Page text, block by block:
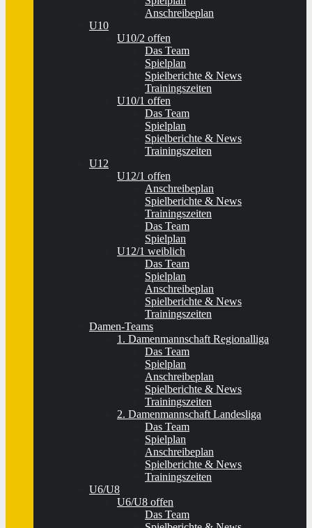
Anschreibeplan
U10
U10/2 offen
Das Team
Spielplan
Spielberichte & News
Trainingszeiten
U10/1 offen
Das Team
Spielplan
Spielberichte & News
Trainingszeiten
U12
U12/1 offen
Anschreibeplan
Spielberichte & News
Trainingszeiten
Das Team
Spielplan
U12/1 weiblich
Das Team
Spielplan
Anschreibeplan
Spielberichte & News
Trainingszeiten
Damen-Teams
1. Damenmannschaft Regionalliga
Das Team
Spielplan
Anschreibeplan
Spielberichte & News
Trainingszeiten
2. Damenmannschaft Landesliga
Das Team
Spielplan
Anschreibeplan
Spielberichte & News
Trainingszeiten
U6/U8
U6/U8 offen
Das Team